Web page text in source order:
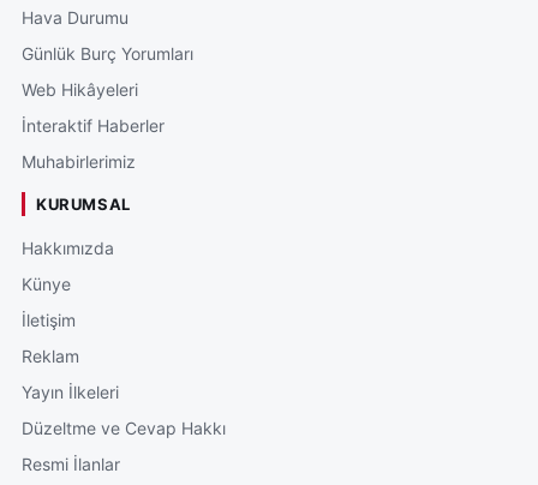
Hava Durumu
Günlük Burç Yorumları
Web Hikâyeleri
İnteraktif Haberler
Muhabirlerimiz
KURUMSAL
Hakkımızda
Künye
İletişim
Reklam
Yayın İlkeleri
Düzeltme ve Cevap Hakkı
Resmi İlanlar